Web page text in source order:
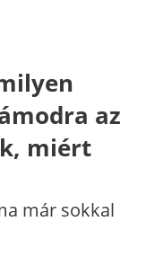
az
miért
már sokkal